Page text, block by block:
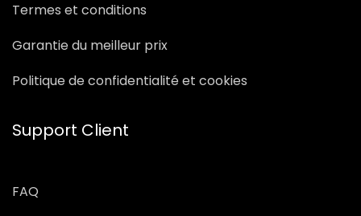
Termes et conditions
Garantie du meilleur prix
Politique de confidentialité et cookies
Support Client
FAQ